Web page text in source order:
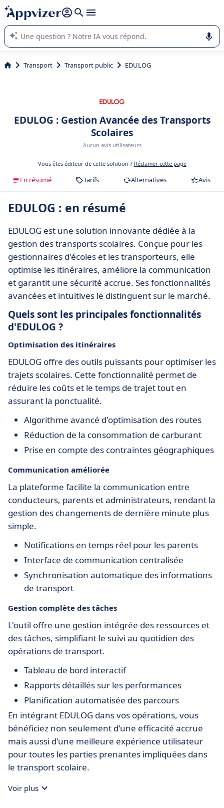
répondre (plusieurs lignes avec
L'IA de Appvizer vous guide dans l'utilisation ou la sélection de
logiciel SaaS en entreprise.
Transport Transport public EDULOG
EDULOG : Gestion Avancée des Transports
Scolaires
Aucun avis utilisateurs
Vous êtes éditeur de cette solution ? Réclamer cette page
En résumé Tarifs Alternatives Avis
EDULOG : en résumé
EDULOG est une solution innovante dédiée à la
gestion des transports scolaires. Conçue pour les
gestionnaires d'écoles et les transporteurs, elle
optimise les itinéraires, améliore la communication
et garantit une sécurité accrue. Ses fonctionnalités
avancées et intuitives le distinguent sur le marché.
Quels sont les principales fonctionnalités
d'EDULOG ?
Optimisation des itinéraires
EDULOG offre des outils puissants pour optimiser les
trajets scolaires. Cette fonctionnalité permet de
réduire les coûts et le temps de trajet tout en
assurant la ponctualité.
Algorithme avancé d'optimisation des routes
Réduction de la consommation de carburant
Prise en compte des contraintes géographiques
Communication améliorée
La plateforme facilite la communication entre
conducteurs, parents et administrateurs, rendant la
gestion des changements de dernière minute plus
simple.
Notifications en temps réel pour les parents
Interface de communication centralisée
Synchronisation automatique des informations
de transport
Gestion complète des tâches
L'outil offre une gestion intégrée des ressources et
des tâches, simplifiant le suivi au quotidien des
opérations de transport.
Tableau de bord interactif
Rapports détaillés sur les performances
Planification automatisée des parcours
En intégrant EDULOG dans vos opérations, vous
bénéficiez non seulement d'une efficacité accrue
mais aussi d'une meilleure expérience utilisateur
pour toutes les parties prenantes impliquées dans
le transport scolaire.
Voir plus